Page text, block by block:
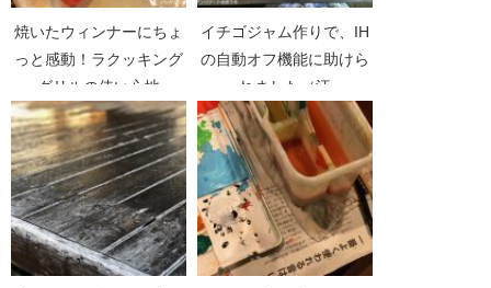
焼いたウィンナーにちょ
っと感動！ラクッキング
グリルの使い心地
イチゴジャム作りで、IH
の自動オフ機能に助けら
れました（汗